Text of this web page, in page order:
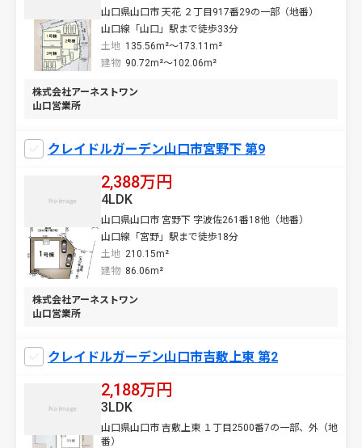
山口県山口市 天花 ２丁目917番29の一部（地番）
山口線「山口」駅まで徒歩33分
土地 135.56m²～173.11m²
建物 90.72m²～102.06m²
株式会社アーネストワン
山口営業所
クレイドルガーデン山口市宮野下 第9
2,388万円
山口県山口市 宮野下 字波佐261番18他（地番）
山口線「宮野」駅まで徒歩18分
土地 210.15m²
4LDK
建物 86.06m²
株式会社アーネストワン
山口営業所
クレイドルガーデン山口市吉敷上東 第2
2,188万円
山口県山口市 吉敷上東 １丁目2500番7の一部、外（地
番）
3LDK